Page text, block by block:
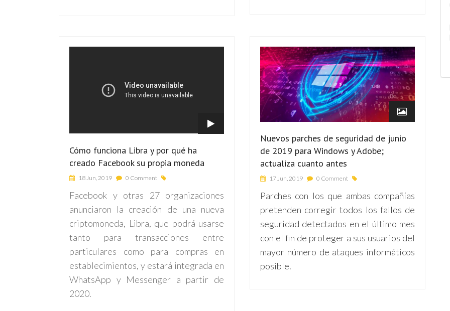
Cómo funciona Libra y por qué ha
creado Facebook su propia moneda
18 Jun, 2019 0 Comment
Facebook y otras 27 organizaciones
anunciaron la creación de una nueva
criptomoneda, Libra, que podrá usarse
tanto para transacciones entre
particulares como para compras en
establecimientos, y estará integrada en
WhatsApp y Messenger a partir de
2020.
Nuevos parches de seguridad de junio
de 2019 para Windows y Adobe;
actualiza cuanto antes
17 Jun, 2019 0 Comment
Parches con los que ambas compañías
pretenden corregir todos los fallos de
seguridad detectados en el último mes
con el fin de proteger a sus usuarios del
mayor número de ataques informáticos
posible.